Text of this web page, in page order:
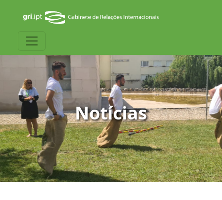
Notícias